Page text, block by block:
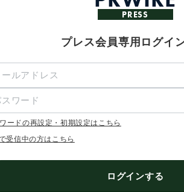
PRESS
プレス会員専用ログイ
ードの再設定・初期設定はこちら
受信中の方はこちら
ログインする